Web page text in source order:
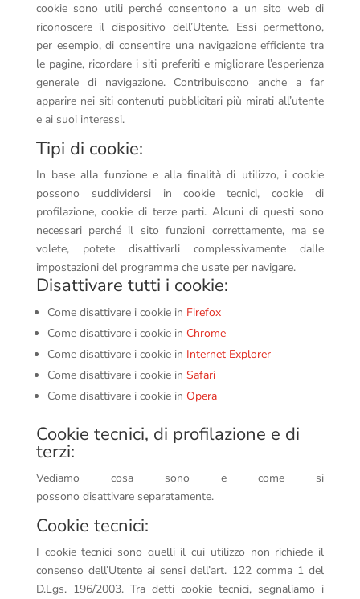
cookie sono utili perché consentono a un sito web di
riconoscere il dispositivo dell’Utente. Essi permettono,
per esempio, di consentire una navigazione efficiente tra
le pagine, ricordare i siti preferiti e migliorare l’esperienza
generale di navigazione. Contribuiscono anche a far
apparire nei siti contenuti pubblicitari più mirati all’utente
e ai suoi interessi.
Tipi di cookie:
In base alla funzione e alla finalità di utilizzo, i cookie
possono suddividersi in cookie tecnici, cookie di
profilazione, cookie di terze parti. Alcuni di questi sono
necessari perché il sito funzioni correttamente, ma se
volete, potete disattivarli complessivamente dalle
impostazioni del programma che usate per navigare.
Disattivare tutti i cookie:
Come disattivare i cookie in Firefox
Come disattivare i cookie in Chrome
Come disattivare i cookie in Internet Explorer
Come disattivare i cookie in Safari
Come disattivare i cookie in Opera
Cookie tecnici, di profilazione e di
terzi:
Vediamo cosa sono e come si
possono disattivare separatamente.
Cookie tecnici:
I cookie tecnici sono quelli il cui utilizzo non richiede il
consenso dell’Utente ai sensi dell’art. 122 comma 1 del
D.Lgs. 196/2003. Tra detti cookie tecnici, segnaliamo i